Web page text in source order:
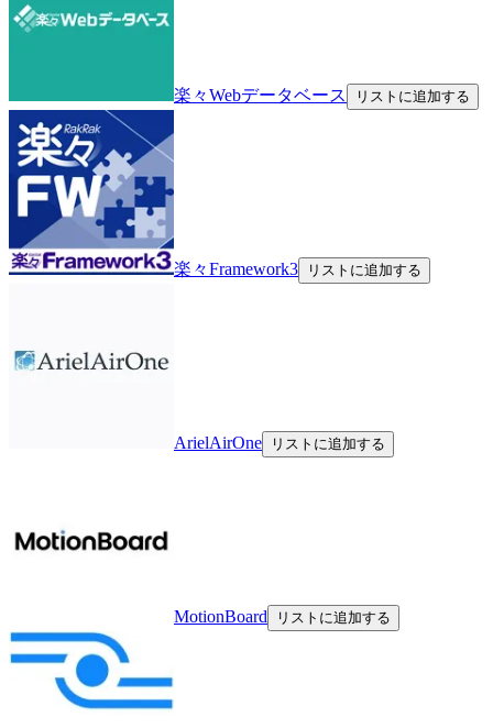
楽々Webデータベース リストに追加する
楽々Framework3 リストに追加する
ArielAirOne リストに追加する
MotionBoard リストに追加する